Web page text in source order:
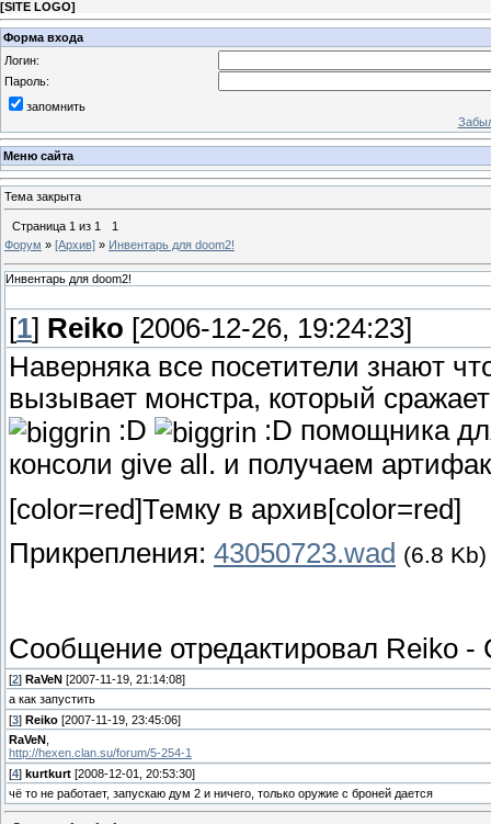
[SITE LOGO]
Форма входа
Логин:
Пароль:
запомнить
Меню сайта
Тема закрыта
Страница 1 из 1
1
Форум » [Архив] » Инвентарь для doom2!
Инвентарь для doom2!
[1] Reiko [2006-12-26, 19:24:23]
Наверняка все посетители знают
вызывает монстра, который
:D
:D помощника
консоли give all. и получаем
[color=red]Темку в архив[color=red]
Прикрепления: 43050723.wad (6.8 Kb)
Сообщение отредактировал Reiko -
[2] RaVeN [2007-11-19, 21:14:08]
а как запустить
[3] Reiko [2007-11-19, 23:45:06]
RaVeN
http://hexen.clan.su/forum/5-254-1
[4] kurtkurt [2008-12-01, 20:53:30]
чё то не работает, запускаю дум 2 и ничего, только оружие с броней дается